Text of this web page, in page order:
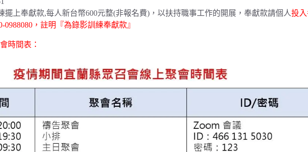
擺上奉獻款,每人新台幣600元整(非報名費)，以扶持職事工作的開展，奉獻款請個人投
0988080，註明『為錄影訓練奉獻款』
時間表：